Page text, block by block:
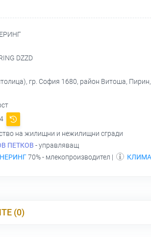
DZZD
гр. София 1680, район Витоша, Пирин,
на жилищни и нежилищни сгради
ПЕТКОВ - управляващ
70% - млекопроизводител |
(0)